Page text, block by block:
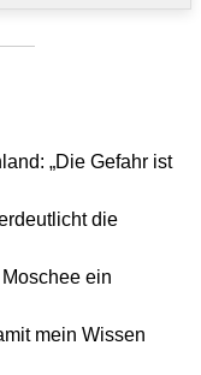
„Die Gefahr ist
die
ein
mein Wissen